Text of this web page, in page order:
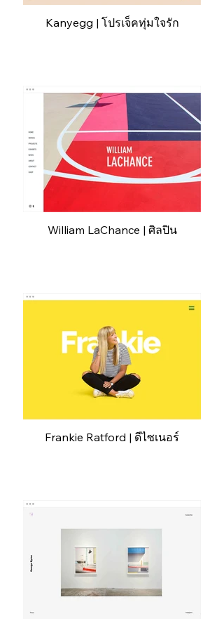
Kanyegg | โปรเจ็คทุ่มใจรัก
William LaChance | ศิลปิน
Frankie Ratford | ดีไซเนอร์